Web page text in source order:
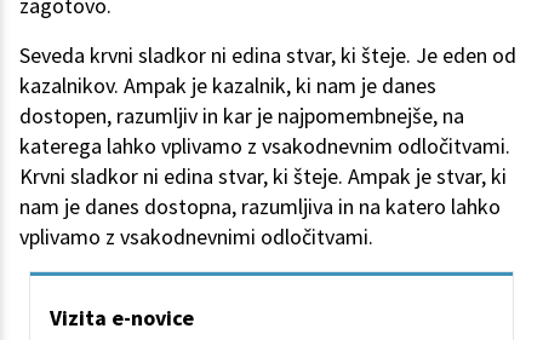
Seveda krvni sladkor ni edina stvar, ki šteje. Je eden od
kazalnikov. Ampak je kazalnik, ki nam je danes
dostopen, razumljiv in kar je najpomembnejše, na
katerega lahko vplivamo z vsakodnevnim odločitvami.
Krvni sladkor ni edina stvar, ki šteje. Ampak je stvar, ki
nam je danes dostopna, razumljiva in na katero lahko
vplivamo z vsakodnevnimi odločitvami.
Vizita e-novice